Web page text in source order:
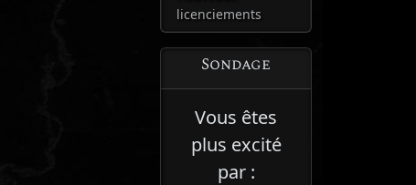
licenciements
Sondage
Vous êtes
plus excité
par :